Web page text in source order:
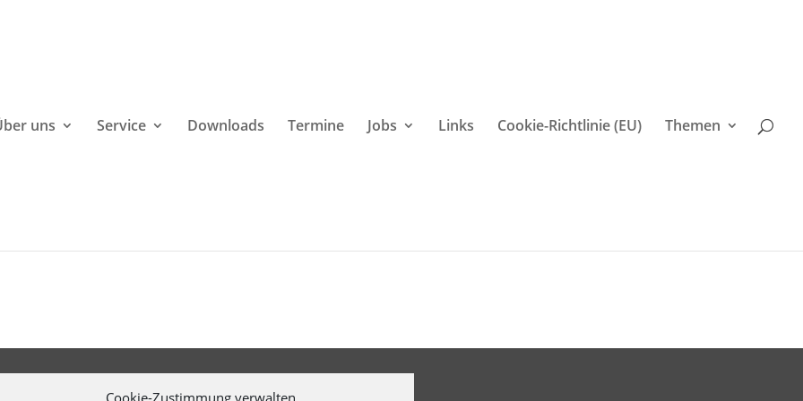
Cookie-Zustimmung verwalten
uns Service Downloads Termine Jobs Links Cookie-Richtlinie (EU) Themen